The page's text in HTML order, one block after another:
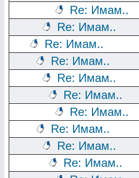
Re: Имам..
Re: Имам..
Re: Имам..
Re: Имам..
Re: Имам..
Re: Имам..
Re: Имам..
Re: Имам..
Re: Имам..
Re: Имам..